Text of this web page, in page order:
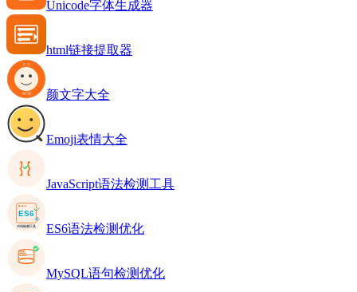
Unicode字体生成器
html链接提取器
颜文字大全
Emoji表情大全
JavaScript语法检测工具
ES6语法检测优化
MySQL语句检测优化